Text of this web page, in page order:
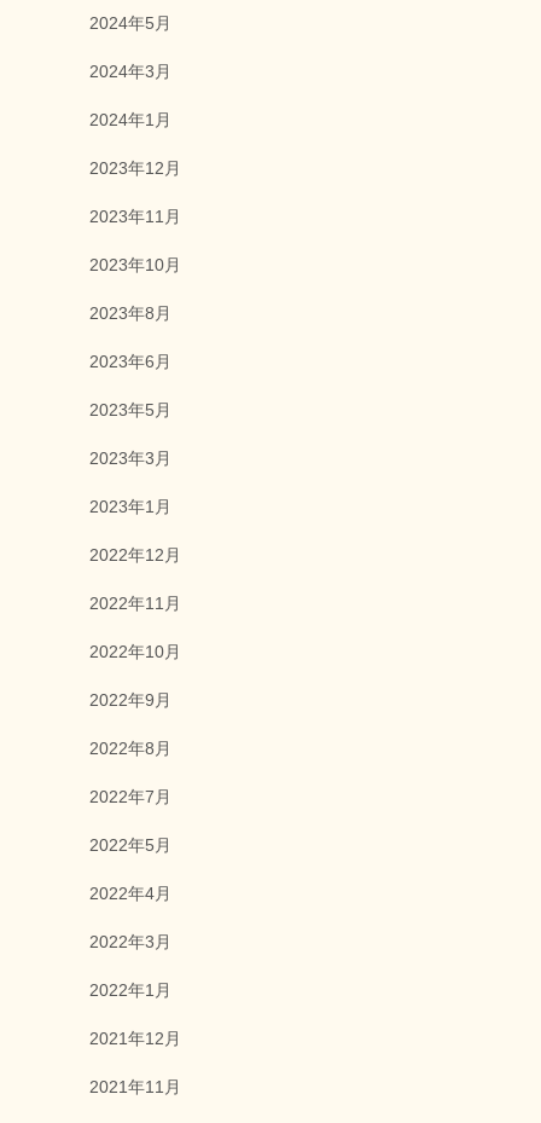
2024年5月
2024年3月
2024年1月
2023年12月
2023年11月
2023年10月
2023年8月
2023年6月
2023年5月
2023年3月
2023年1月
2022年12月
2022年11月
2022年10月
2022年9月
2022年8月
2022年7月
2022年5月
2022年4月
2022年3月
2022年1月
2021年12月
2021年11月